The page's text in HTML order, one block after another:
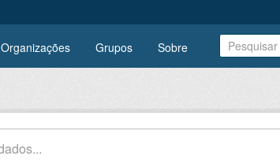
Organizações Grupos Sobre